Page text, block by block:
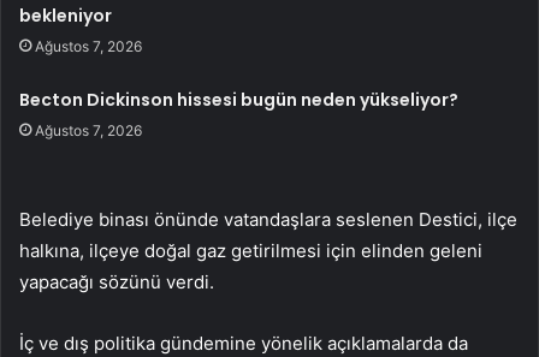
bekleniyor
Ağustos 7, 2026
Becton Dickinson hissesi bugün neden yükseliyor?
Ağustos 7, 2026
Belediye binası önünde vatandaşlara seslenen Destici, ilçe
halkına, ilçeye doğal gaz getirilmesi için elinden geleni
yapacağı sözünü verdi.
İç ve dış politika gündemine yönelik açıklamalarda da